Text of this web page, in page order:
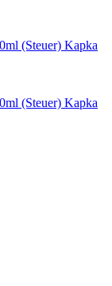
Kapka
Kapka